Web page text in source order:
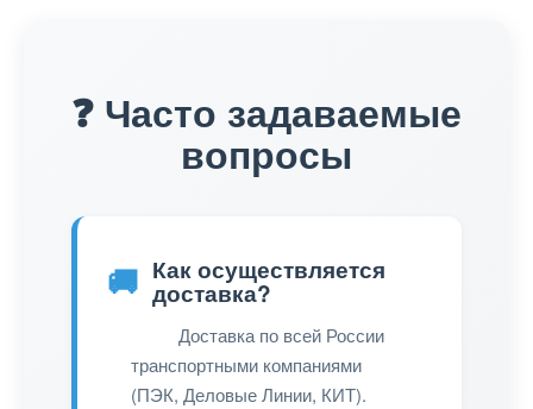
❓ Часто задаваемые
вопросы
🚚 Как осуществляется
доставка?
Доставка по всей России
транспортными компаниями
(ПЭК, Деловые Линии, КИТ).